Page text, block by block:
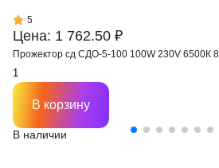
Цена: 1 762.50 ₽
5
Прожектор сд СДО-5-100 100W 230V 6500К
В наличии
В корзину